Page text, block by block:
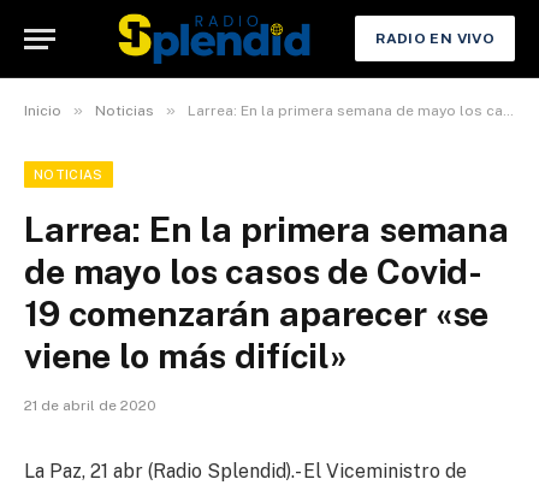
RADIO EN VIVO
Inicio » Noticias » Larrea: En la primera semana de mayo los casos de Covid-19 comenzarán aparecer «se viene lo más difícil»
NOTICIAS
Larrea: En la primera semana
de mayo los casos de Covid-
19 comenzarán aparecer «se
viene lo más difícil»
21 de abril de 2020
La Paz, 21 abr (Radio Splendid).- El Viceministro de